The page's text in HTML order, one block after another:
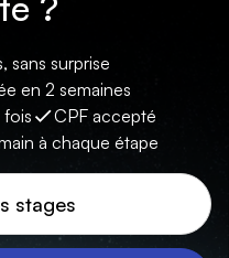
sans surprise
en 2 semaines
fois
CPF accepté
à chaque étape
stages